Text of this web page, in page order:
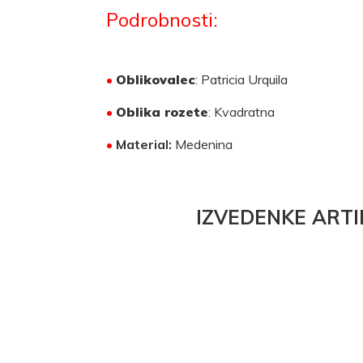
Podrobnosti:
• Oblikovalec: Patricia Urquila
• Oblika rozete: Kvadratna
• Material: Medenina
IZVEDENKE